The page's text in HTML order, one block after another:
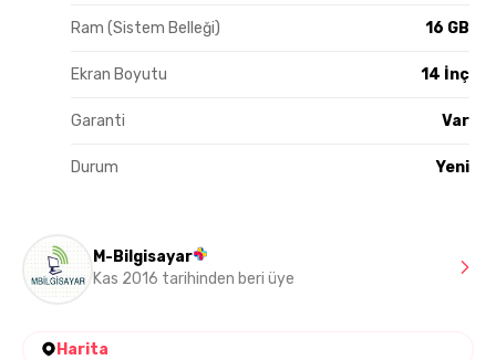
Ram (Sistem Belleği) 16 GB
Ekran Boyutu 14 İnç
Garanti Var
Durum Yeni
M-Bilgisayar
Kas 2016 tarihinden beri üye
Harita